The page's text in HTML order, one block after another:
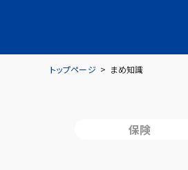
トップページ まめ知識
保険